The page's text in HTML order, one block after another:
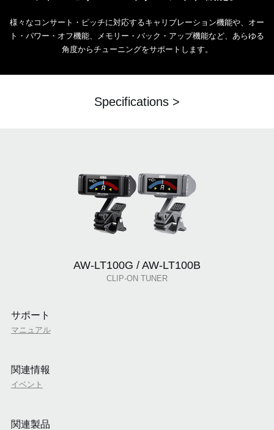
様々なコンサート・ピッチに対応するキャリブレーション機能や、オー
ト・パワー・オフ機能、メモリー・バック・アップ機能など、あらゆる
角度からチューニングをサポートします。
Specifications >
AW-LT100G / AW-LT100B
CLIP-ON TUNER
サポート
マニュアル
関連情報
イベント
関連製品